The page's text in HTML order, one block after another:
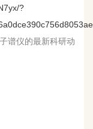
?
谱仪的最新科研动